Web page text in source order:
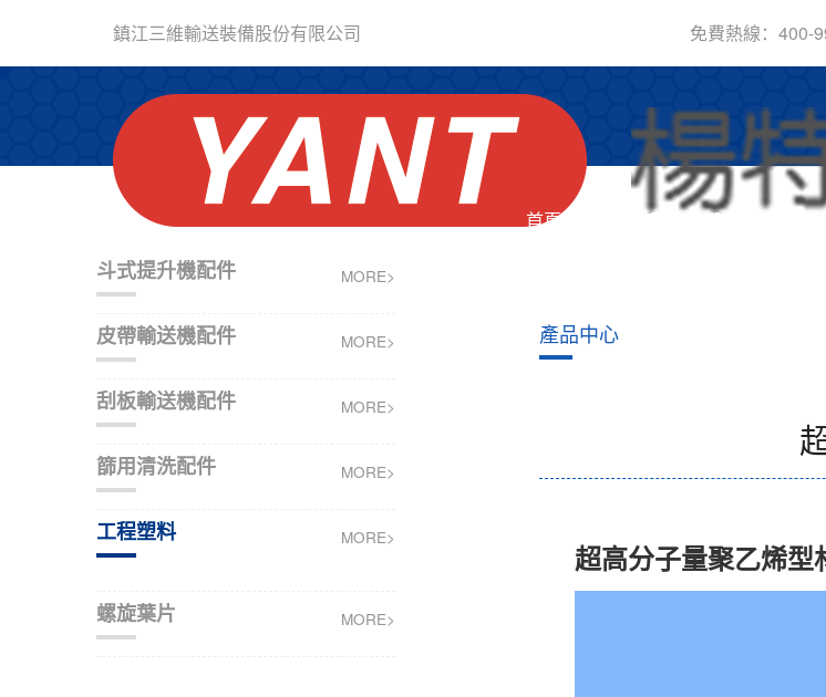
鎮江三維輸送裝備股份有限公司 免費熱線：400-
首頁 關于我們
MORE>
斗式提升機配件
MORE>
皮帶輸送機配件
MORE>
刮板輸送機配件
MORE>
篩用清洗配件
MORE>
工程塑料
MORE>
螺旋葉片
產品中心
超高分子量聚乙烯型